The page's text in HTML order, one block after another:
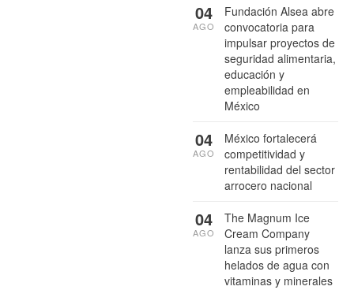
Fundación Alsea abre
convocatoria para
impulsar proyectos de
seguridad alimentaria,
educación y
empleabilidad en
México
04
AGO
México fortalecerá
competitividad y
rentabilidad del sector
arrocero nacional
04
AGO
The Magnum Ice
Cream Company
lanza sus primeros
helados de agua con
vitaminas y minerales
04
AGO